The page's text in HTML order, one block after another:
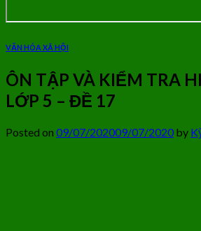
VĂN HÓA XÃ HỘI
ÔN TẬP VÀ KIỂM TRA
LỚP 5 – ĐỀ 17
Posted on 09/07/202009/07/2020by